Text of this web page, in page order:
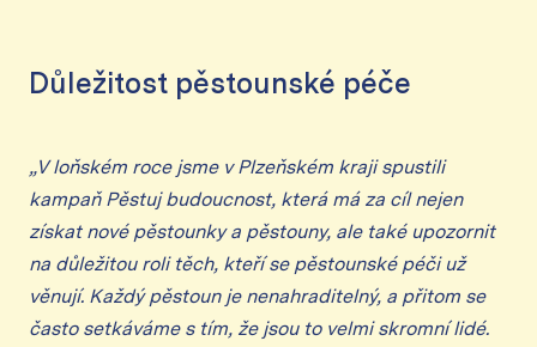
Důležitost pěstounské péče
„V loňském roce jsme v Plzeňském kraji spustili
kampaň Pěstuj budoucnost, která má za cíl nejen
získat nové pěstounky a pěstouny, ale také upozornit
na důležitou roli těch, kteří se pěstounské péči už
věnují. Každý pěstoun je nenahraditelný, a přitom se
často setkáváme s tím, že jsou to velmi skromní lidé.